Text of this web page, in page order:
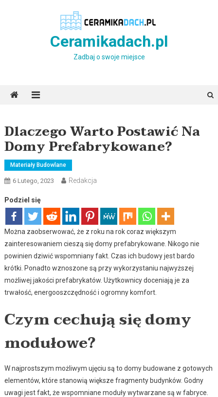
Ceramikadach.pl
Zadbaj o swoje miejsce
Dlaczego Warto Postawić Na
Domy Prefabrykowane?
Materiały Budowlane
6 Lutego, 2023 Redakcja
Podziel się
Można zaobserwować, że z roku na rok coraz większym
zainteresowaniem cieszą się domy prefabrykowane. Nikogo nie
powinien dziwić wspomniany fakt. Czas ich budowy jest bardo
krótki. Ponadto wznoszone są przy wykorzystaniu najwyższej
możliwej jakości prefabrykatów. Użytkownicy doceniają je za
trwałość, energooszczędność i ogromny komfort.
Czym cechują się domy
modułowe?
W najprostszym możliwym ujęciu są to domy budowane z gotowych
elementów, które stanowią większe fragmenty budynków. Godny
uwagi jest fakt, że wspomniane moduły wytwarzane są w fabryce.